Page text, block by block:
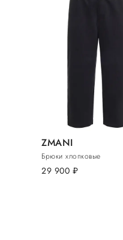
ZMANI
Брюки хлопковые
29 900 руб.